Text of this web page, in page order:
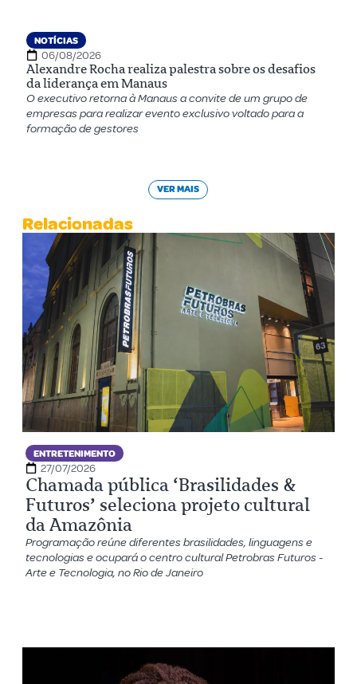
NOTÍCIAS
06/08/2026
Alexandre Rocha realiza palestra sobre os desafios
da liderança em Manaus
O executivo retorna à Manaus a convite de um grupo de
empresas para realizar evento exclusivo voltado para a
formação de gestores
VER MAIS
Relacionadas
ENTRETENIMENTO
27/07/2026
Chamada pública ‘Brasilidades &
Futuros’ seleciona projeto cultural
da Amazônia
Programação reúne diferentes brasilidades, linguagens e
tecnologias e ocupará o centro cultural Petrobras Futuros -
Arte e Tecnologia, no Rio de Janeiro